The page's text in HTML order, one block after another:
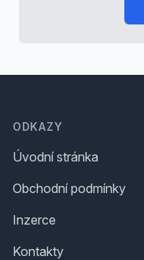
ODKAZY
Úvodní stránka
Obchodní podmínky
Inzerce
Kontakty